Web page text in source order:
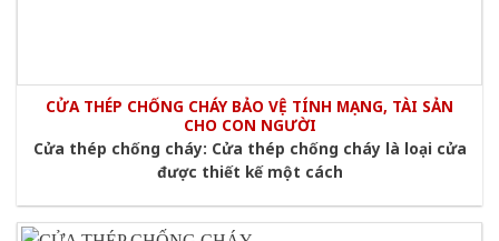
CỬA THÉP CHỐNG CHÁY BẢO VỆ TÍNH MẠNG, TÀI SẢN
CHO CON NGƯỜI
Cửa thép chống cháy: Cửa thép chống cháy là loại cửa
được thiết kế một cách